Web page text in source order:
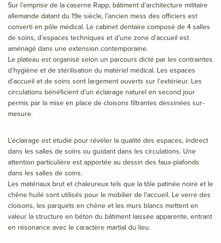
Sur l’emprise de la caserne Rapp, bâtiment d’architecture militaire
allemande datant du 19e siècle, l’ancien mess des officiers est
converti en pôle médical. Le cabinet dentaire composé de 4 salles
de soins, d’espaces techniques et d’une zone d’accueil est
aménagé dans une extension contemporaine.
Le plateau est organisé selon un parcours dicté par les contraintes
d’hygiène et de stérilisation du matériel médical. Les espaces
d’accueil et de soins sont largement ouverts sur l’extérieur. Les
circulations bénéficient d’un éclairage naturel en second jour
permis par la mise en place de cloisons filtrantes dessinées sur-
mesure.
L’éclairage est étudié pour révéler la qualité des espaces, indirect
dans les salles de soins ou guidant dans les circulations. Une
attention particulière est apportée au dessin des faux-plafonds
dans les salles de soins.
Les matériaux brut et chaleureux tels que la tôle patinée noire et le
chêne huilé sont utilisés pour le mobilier de l’accueil. Le verre des
cloisons, les parquets en chêne et les murs blancs mettent en
valeur la structure en béton du bâtiment laissée apparente, entrant
en résonance avec le caractère martial du lieu.